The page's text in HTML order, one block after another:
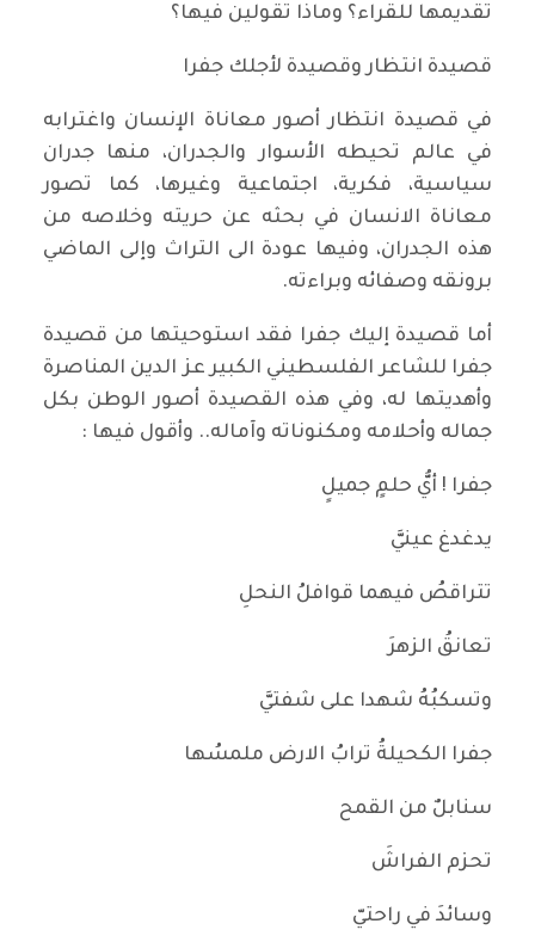
تقديمها للقراء؟ وماذا تقولين فيها؟
قصيدة انتظار وقصيدة لأجلك جفرا
في قصيدة انتظار أصور معاناة الإنسان واغترابه
في عالم تحيطه الأسوار والجدران، منها جدران
سياسية، فكرية، اجتماعية وغيرها، كما تصور
معاناة الانسان في بحثه عن حريته وخلاصه من
هذه الجدران، وفيها عودة الى التراث وإلى الماضي
برونقه وصفائه وبراءته.
أما قصيدة إليك جفرا فقد استوحيتها من قصيدة
جفرا للشاعر الفلسطيني الكبير عز الدين المناصرة
وأهديتها له، وفي هذه القصيدة أصور الوطن بكل
جماله وأحلامه ومكنوناته وآماله.. وأقول فيها :
جفرا ! أيُّ حلمٍ جميلٍ
يدغدغ عينيَّ
تتراقصُ فيهما قوافلُ النحلِ
تعانقُ الزهرَ
وتسكبُهُ شهدا على شفتيَّ
جفرا الكحيلةُ ترابُ الارض ملمسُها
سنابلٌ من القمح
تحزم الفراشَ
وسائدَ في راحتيّ